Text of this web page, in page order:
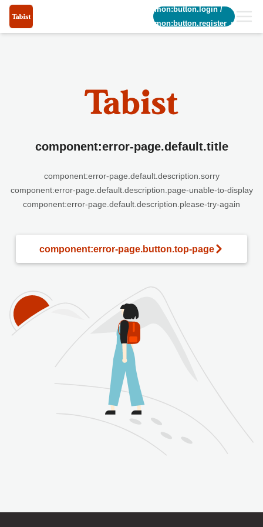
common:button.login/
common:button.register_short
component:error-page.default.title
component:error-page.default.description.sorry
component:error-page.default.description.page-unable-to-display
component:error-page.default.description.please-try-again
component:error-page.button.top-page